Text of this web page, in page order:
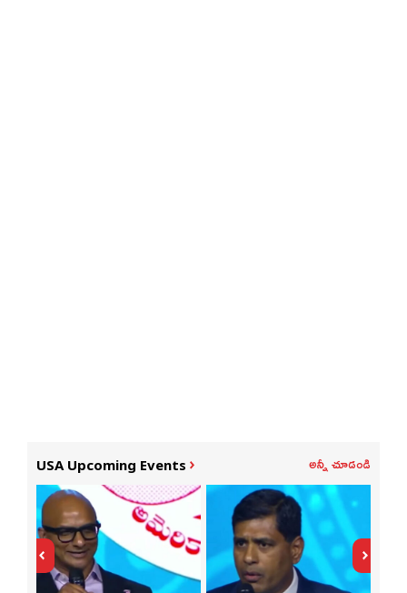
USA Upcoming Events అన్నీ చూడండి